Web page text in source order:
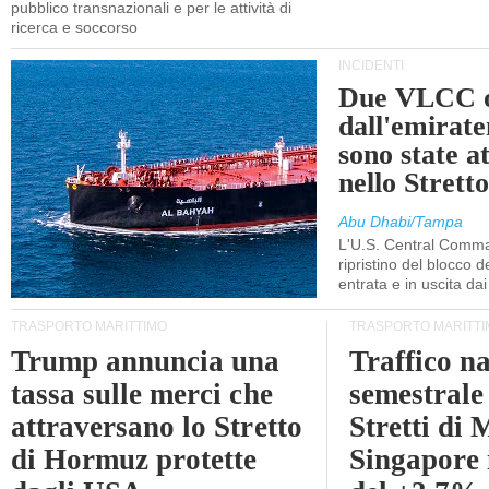
pubblico transnazionali e per le attività di
ricerca e soccorso
INCIDENTI
Due VLCC
sono state
nello
Abu Dhabi/Tampa
L'U.S. Central
ripristino del blocco
entrata e in uscita
TRASPORTO MARITTIMO
Trump annuncia una
tassa sulle merci che
attraversano lo Stretto
di Hormuz protette
TRASPORTO
Traffico
Stretti di